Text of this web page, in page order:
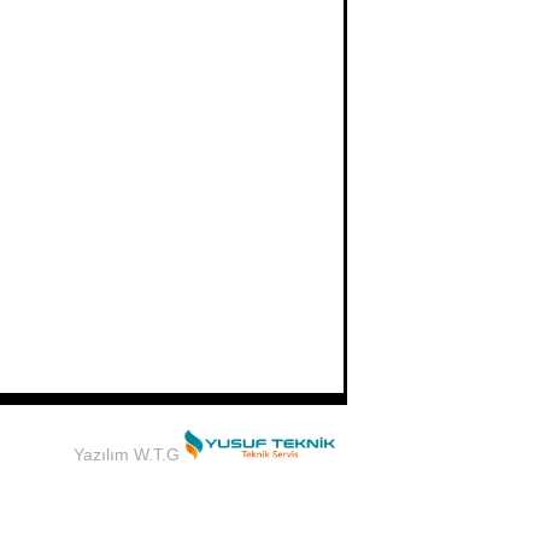
Yazılım W.T.G